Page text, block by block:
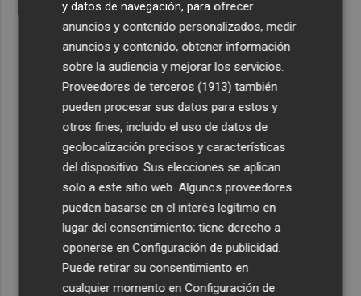
y datos de navegación, para ofrecer
anuncios y contenido personalizados, medir
anuncios y contenido, obtener información
sobre la audiencia y mejorar los servicios.
Proveedores de terceros (1913) también
pueden procesar sus datos para estos y
otros fines, incluido el uso de datos de
geolocalización precisos y características
del dispositivo. Sus elecciones se aplican
solo a este sitio web. Algunos proveedores
pueden basarse en el interés legítimo en
lugar del consentimiento; tiene derecho a
oponerse enConfiguración de publicidad
Puede retirar su consentimiento en
cualquier momento enConfiguración de